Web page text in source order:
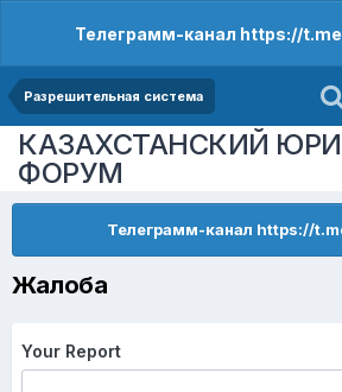
Телеграмм-канал https://
Разрешительная система
КАЗАХСТАНСКИЙ
ФОРУМ
Телеграмм-канал https://
Жалоба
Your Report